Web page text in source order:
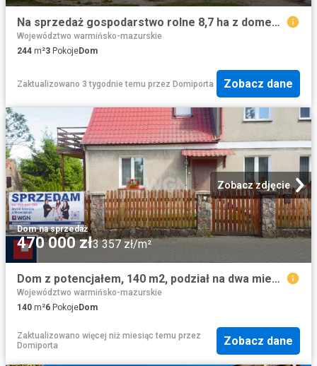
Na sprzedaż gospodarstwo rolne 8,7 ha z domem i inwentarzem
Województwo warmińsko-mazurskie
244 m²3 PokojeDom
Zaktualizowano 3 tygodnie temu przez Domiporta Zobacz dane
Zobacz zdjęcie
Dom·na sprzedaż
470 000 zł3 357 zł/m²
Dom z potencjałem, 140 m2, podział na dwa mieszkania
Województwo warmińsko-mazurskie
140 m²6 PokojeDom
Zaktualizowano więcej niż miesiąc temu przez
Domiporta
Zobacz dane